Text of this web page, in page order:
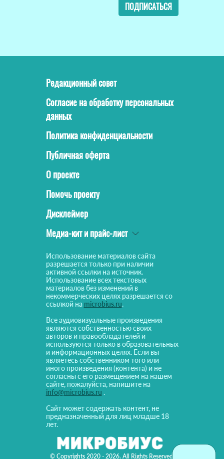
ПОДПИСАТЬСЯ
© Copyrights 2020 - 2026. All Rights Reserved!
Редакционный совет
Согласие на обработку персональных
данных
Политика конфиденциальности
Публичная оферта
О проекте
Помочь проекту
Дисклеймер
Медиа-кит и прайс-лист
Использование материалов сайта
разрешается только при наличии
активной ссылки на источник.
Использование всех текстовых
материалов без изменений в
некоммерческих целях разрешается со
ссылкой на microbius.ru.
Все аудиовизуальные произведения
являются собственностью своих
авторов и правообладателей и
используются только в образовательных
и информационных целях. Если вы
являетесь собственником того или
иного произведения (контента) и не
согласны с его размещением на нашем
сайте, пожалуйста, напишите на
info@microbius.ru .
Сайт может содержать контент, не
предназначенный для лиц младше 18
лет.